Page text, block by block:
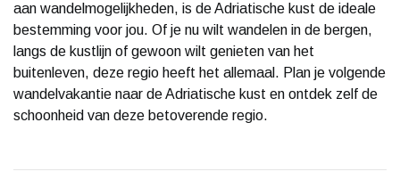
aan wandelmogelijkheden, is de Adriatische kust de ideale
bestemming voor jou. Of je nu wilt wandelen in de bergen,
langs de kustlijn of gewoon wilt genieten van het
buitenleven, deze regio heeft het allemaal. Plan je volgende
wandelvakantie naar de Adriatische kust en ontdek zelf de
schoonheid van deze betoverende regio.